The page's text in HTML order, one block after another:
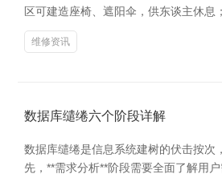
区可建造座椅、遮阳伞，供东谈主休息
维修资讯
数据库缱绻六个阶段详解
数据库缱绻是信息系统建树的伏击按次
先，**需求分析**阶段需要全面了解用